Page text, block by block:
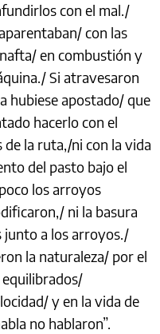
con el mal./
con las
en combustión y
Si atravesaron
hubiese apostado/ que
hacerlo con el
de la ruta,/ni con la vida
del pasto bajo el
los arroyos
ni la basura
junto a los arroyos./
la naturaleza/ por el
y en la vida de
no hablaron”.